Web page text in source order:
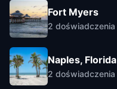
Fort Myers
2 doświadczenia
Naples, Florida
2 doświadczenia